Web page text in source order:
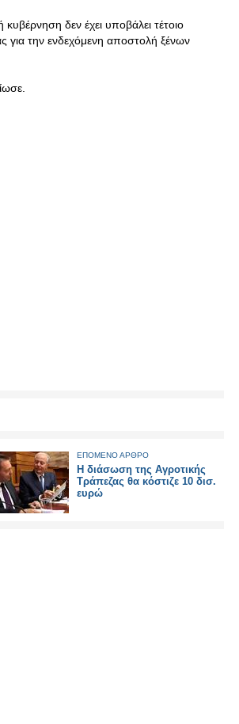
δεν έχει υποβάλει τέτοιο
για την ενδεχόμενη αποστολή ξένων
ΕΠΟΜΕΝΟ ΑΡΘΡΟ
Η διάσωση της Αγροτικής
Τράπεζας θα κόστιζε 10 δισ.
ευρώ